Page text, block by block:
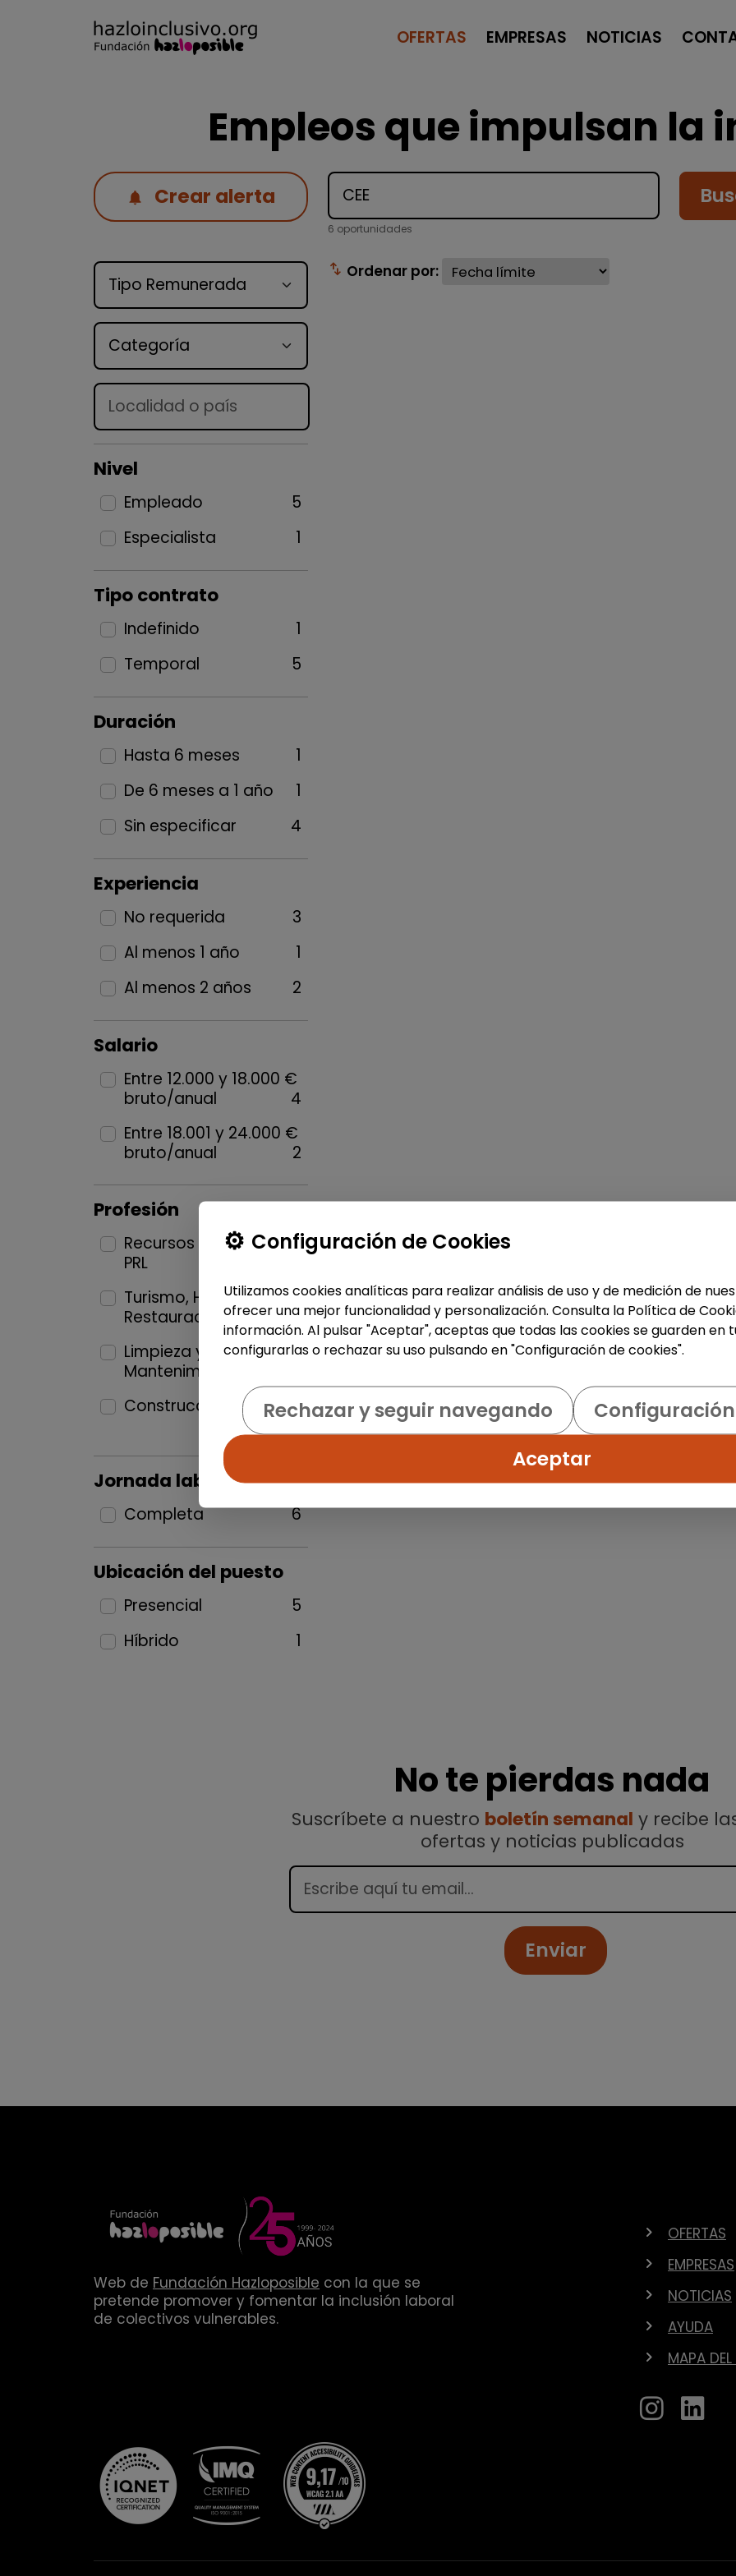
OFERTAS EMPRESAS NOTICIAS
Empleos que impulsan la
Crear alerta
Tipo de oferta
Categoría
Lugar
Nivel
Empleado
5
Especialista
1
Tipo contrato
Indefinido
1
Temporal
5
Duración
Hasta 6 meses
1
De 6 meses a 1 año
1
Sin especificar
4
Experiencia
No requerida
3
Al menos 1 año
1
Al menos 2 años
2
Salario
Entre 12.000 y 18.000 €
bruto/anual
4
Entre 18.001 y 24.000 €
bruto/anual
2
Profesión
Recursos Humanos y
PRL
Turismo, Hostelería y
Restauración
1
Limpieza y
Mantenimiento
Construcción y Oficios
Jornada laboral
Completa 6
Ubicación del puesto
Presencial
5
Híbrido
1
6 oportunidades
swap_vert Ordenar por:
No te pierdas nada
Suscríbete a nuestro boletín semanal y recibe
ofertas y noticias publicadas
Enviar
Web de Fundación Hazloposible con la que se
pretende promover y fomentar la inclusión laboral
de colectivos vulnerables.
OFERTAS
EMPRESAS
NOTICIAS
AYUDA
MAPA
Configuración de Cookies
Utilizamos cookies analíticas para realizar análisis de uso y de medición de
ofrecer una mejor funcionalidad y personalización. Consulta la Política de
información. Al pulsar "Aceptar", aceptas que todas las cookies se guarden en
configurarlas o rechazar su uso pulsando en "Configuración de cookies".
Rechazar y seguir navegando
Aceptar